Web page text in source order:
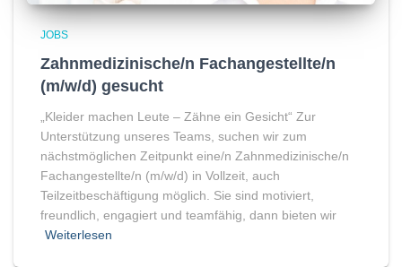
JOBS
Zahnmedizinische/n Fachangestellte/n
(m/w/d) gesucht
„Kleider machen Leute – Zähne ein Gesicht“ Zur
Unterstützung unseres Teams, suchen wir zum
nächstmöglichen Zeitpunkt eine/n Zahnmedizinische/n
Fachangestellte/n (m/w/d) in Vollzeit, auch
Teilzeitbeschäftigung möglich. Sie sind motiviert,
freundlich, engagiert und teamfähig, dann bieten wir
Weiterlesen